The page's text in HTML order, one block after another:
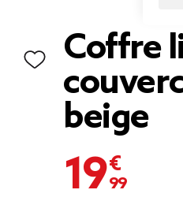
Coffre
beige
19,99 €